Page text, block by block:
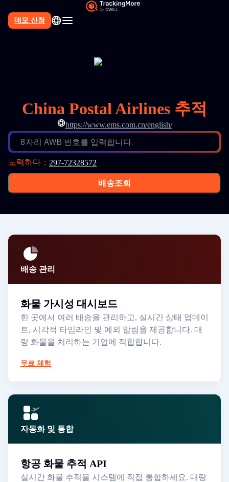
데모 신청
China Postal Airlines 추적
https://www.ems.com.cn/english/
8자리 AWB 번호를 입력합니다.
노력하다 ： 297-72328572
배송조회
배송 관리
화물 가시성 대시보드
한 곳에서 여러 배송을 관리하고, 실시간 상태 업데이
트, 시각적 타임라인 및 예외 알림을 제공합니다. 대
량 화물을 처리하는 기업에 적합합니다.
무료 체험
자동화 및 통합
항공 화물 추적 API
실시간 화물 추적을 시스템에 직접 통합하세요. 대량